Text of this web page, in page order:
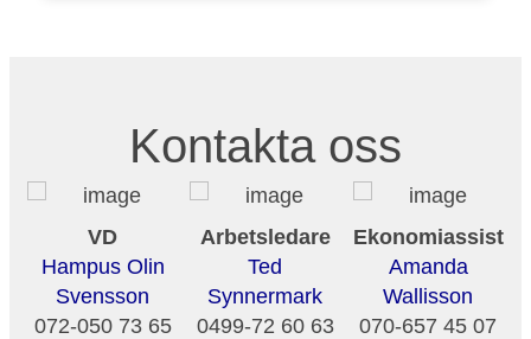
Kontakta oss
VD
Hampus Olin
Svensson
072-050 73 65
Arbetsledare
Ted
Synnermark
0499-72 60 63
Amanda
Wallisson
070-657 45 07